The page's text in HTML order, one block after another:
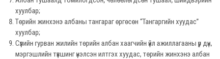
хуулбар;
Төрийн жинхэнэ албаны тангараг өргөсөн “Тангаргийн хуудас”
хуулбар;
Сүүлийн гурван жилийн төрийн албан хаагчийн үйл ажиллагааны үр дүн,
мэргэшлийн түвшинг үнэлсэн илтгэх хуудас, төрийн жинхэнэ албан